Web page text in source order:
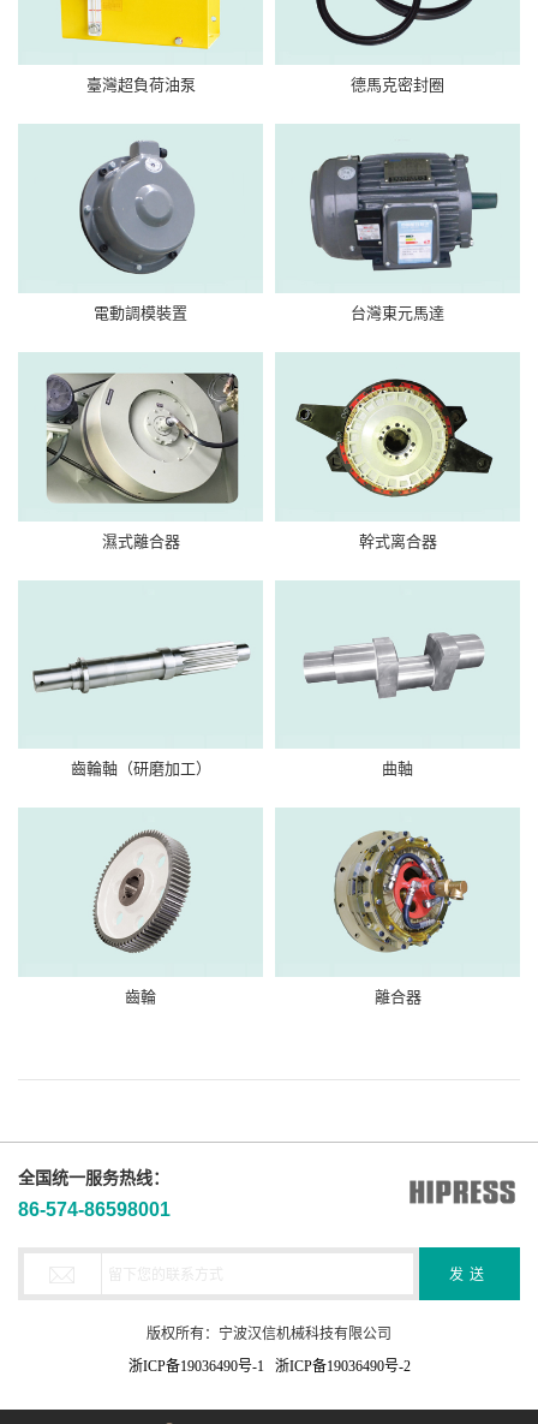
臺灣超負荷油泵 德馬克密封圈
電動調模裝置 台灣東元馬達
濕式離合器 幹式离合器
齒輪軸（研磨加工） 曲軸
齒輪 離合器
全国统一服务热线：
86-574-86598001
版权所有：宁波汉信机械科技有限公司
浙ICP备19036490号-1 浙ICP备19036490号-2